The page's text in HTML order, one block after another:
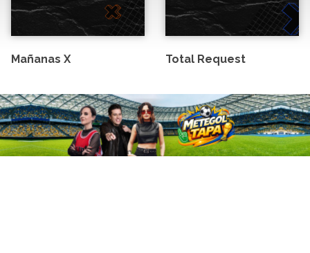
Mañanas X Total Request